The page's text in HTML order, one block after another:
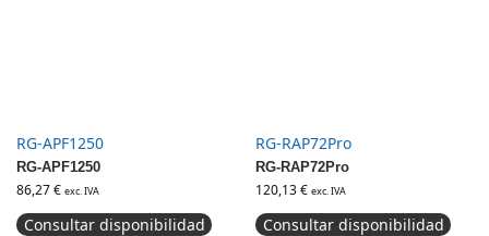
RG-APF1250
RG-APF1250
86,27€ exc. IVA
Consultar disponibilidad
RG-RAP72Pro
RG-RAP72Pro
120,13€ exc. IVA
Consultar disponibilidad